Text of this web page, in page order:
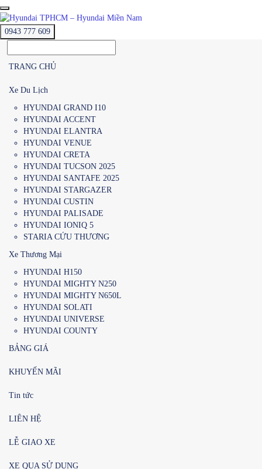
0943 777 609
TRANG CHỦ
Xe Du Lịch
HYUNDAI GRAND I10
HYUNDAI ACCENT
HYUNDAI ELANTRA
HYUNDAI VENUE
HYUNDAI CRETA
HYUNDAI TUCSON 2025
HYUNDAI SANTAFE 2025
HYUNDAI STARGAZER
HYUNDAI CUSTIN
HYUNDAI PALISADE
HYUNDAI IONIQ 5
STARIA CỨU THƯƠNG
Xe Thương Mại
HYUNDAI H150
HYUNDAI MIGHTY N250
HYUNDAI MIGHTY N650L
HYUNDAI SOLATI
HYUNDAI UNIVERSE
HYUNDAI COUNTY
BẢNG GIÁ
KHUYẾN MÃI
Tin tức
LIÊN HỆ
LỄ GIAO XE
XE QUA SỬ DỤNG